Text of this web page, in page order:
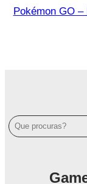
Pokémon GO
P
e